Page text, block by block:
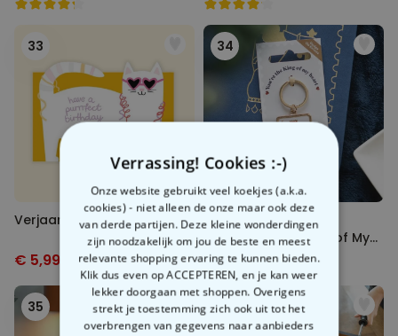
33
Verjaardagskaart kat
€ 5,99 € 7,99 -25%
34
Speelkaarten-
sleutelhanger “King of My
Heart”
€ 4,99€ 6,99 -29%
35 36
Verrassing! Cookies :-)
Onze website gebruikt veel koekjes (a.k.a.
cookies) - niet alleen de onze maar ook deze
van derde partijen. Deze kleine wonderdingen
zijn noodzakelijk om jou de beste en meest
relevante shopping ervaring te kunnen bieden.
Klik dus even op ACCEPTEREN, en je kan weer
lekker doorgaan met shoppen. Overigens
strekt je toestemming zich ook uit tot het
overbrengen van gegevens naar aanbieders